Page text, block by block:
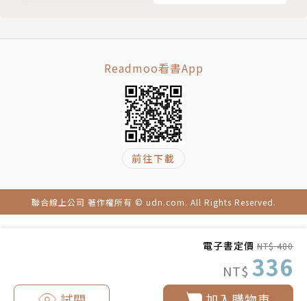
電子書定價 NT$ 480
NT$ 336
這是全新而有趣的分析和訓練方法，透過它，你會知道
真正提高領導能力是什麼感覺。——《富比士》《For
領導者若是想要與員工建立好的聯繫，就必須養成這些
高效。——麥克．羅歇爾（Michael Rochelle），布
蘭登霍爾集團（Brandon Hall Group）策略長
Readmoo看書App
前往下載
聯合線上公司 著作權所有 © udn.com. All Rights Reserved.